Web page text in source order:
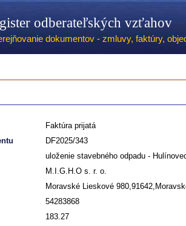
odberateľských vzťahov
dokumentov - zmluvy, faktúry,
Faktúra prijatá
DF2025/343
uloženie stavebného odpadu -
M.I.G.H.O s. r. o.
Moravské Lieskové
54283868
183.27